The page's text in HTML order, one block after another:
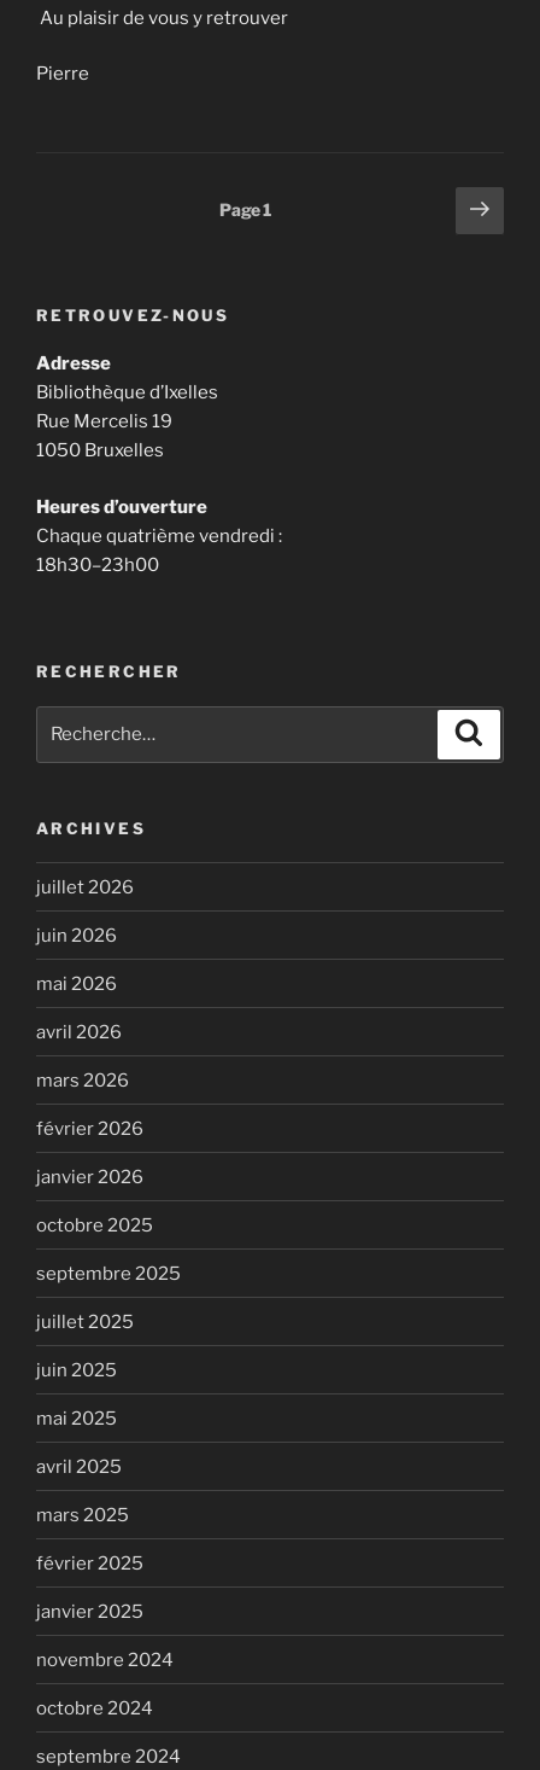
Au plaisir de vous y retrouver
Pierre
Page1
Page
RETROUVEZ-NOUS
Adresse
Bibliothèque d’Ixelles
Rue Mercelis 19
1050 Bruxelles
Heures d’ouverture
Chaque quatrième vendredi :
18h30–23h00
RECHERCHER
ARCHIVES
juillet 2026
juin 2026
mai 2026
avril 2026
mars 2026
février 2026
janvier 2026
octobre 2025
septembre 2025
juillet 2025
juin 2025
mai 2025
avril 2025
mars 2025
février 2025
janvier 2025
novembre 2024
octobre 2024
septembre 2024